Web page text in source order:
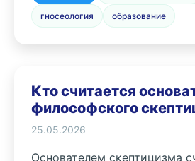
гносеология образование
Кто считается
философского
25.05.2026
Основателем скептицизма